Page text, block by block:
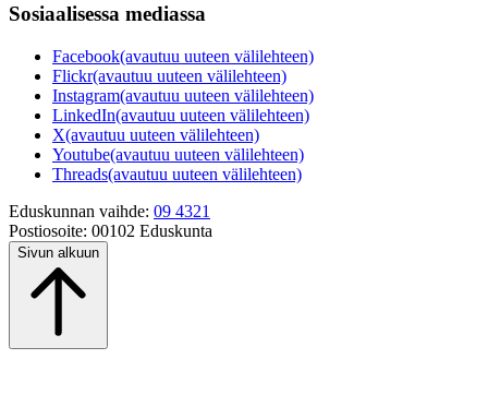
Sosiaalisessa mediassa
Facebook(avautuu uuteen välilehteen)
Flickr(avautuu uuteen välilehteen)
Instagram(avautuu uuteen välilehteen)
LinkedIn(avautuu uuteen välilehteen)
X(avautuu uuteen välilehteen)
Youtube(avautuu uuteen välilehteen)
Threads(avautuu uuteen välilehteen)
Eduskunnan vaihde: 09 4321
Postiosoite: 00102 Eduskunta
Sivun alkuun